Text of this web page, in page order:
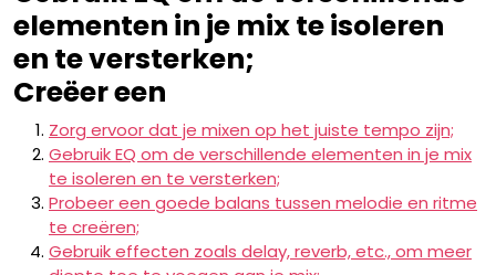
elementen in je mix te isoleren
en te versterken;
Creëer een
Zorg ervoor dat je mixen op het juiste tempo zijn;
Gebruik EQ om de verschillende elementen in je mix
te isoleren en te versterken;
Probeer een goede balans tussen melodie en ritme
te creëren;
Gebruik effecten zoals delay, reverb, etc., om meer